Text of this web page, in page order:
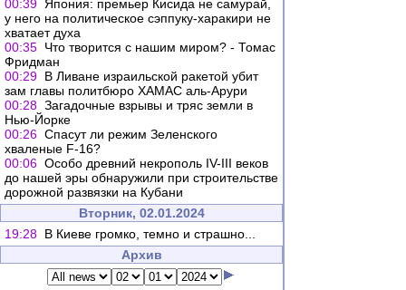
00:39 Япония: премьер Кисида не самурай,
у него на политическое сэппуку-харакири не
хватает духа
00:35 Что творится с нашим миром? - Томас
Фридман
00:29 В Ливане израильской ракетой убит
зам главы политбюро ХАМАС аль-Арури
00:28 Загадочные взрывы и тряс земли в
Нью-Йорке
00:26 Спасут ли режим Зеленского
хваленые F-16?
00:06 Особо древний некрополь IV-III веков
до нашей эры обнаружили при строительстве
дорожной развязки на Кубани
Вторник, 02.01.2024
19:28 В Киеве громко, темно и страшно...
Архив